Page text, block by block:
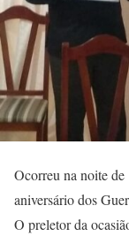
Ocorreu na noite
aniversário dos
O preletor da